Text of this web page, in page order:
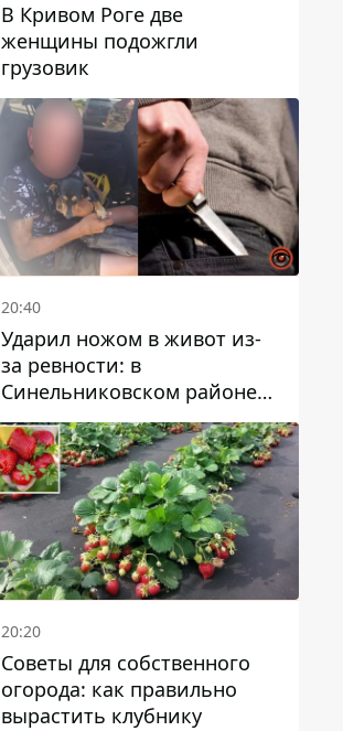
В Кривом Роге две
женщины подожгли
грузовик
20:40
Ударил ножом в живот из-
за ревности: в
Синельниковском районе
задержали 49-летнего
мужчину за убийство
20:20
Советы для собственного
огорода: как правильно
вырастить клубнику